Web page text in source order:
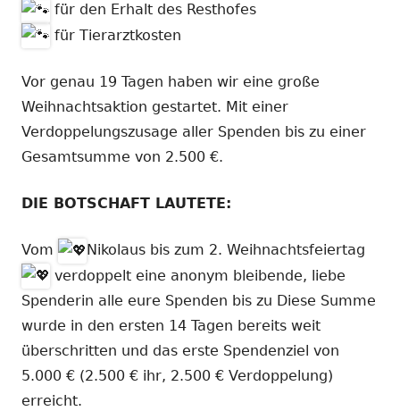
für den Erhalt des Resthofes
für Tierarztkosten
Vor genau 19 Tagen haben wir eine große
Weihnachtsaktion gestartet. Mit einer
Verdoppelungszusage aller Spenden bis zu einer
Gesamtsumme von 2.500 €.
DIE BOTSCHAFT LAUTETE:
Vom
Nikolaus bis zum 2. Weihnachtsfeiertag
verdoppelt eine anonym bleibende, liebe
Spenderin alle eure Spenden bis zu Diese Summe
wurde in den ersten 14 Tagen bereits weit
überschritten und das erste Spendenziel von
5.000 € (2.500 € ihr, 2.500 € Verdoppelung)
erreicht.